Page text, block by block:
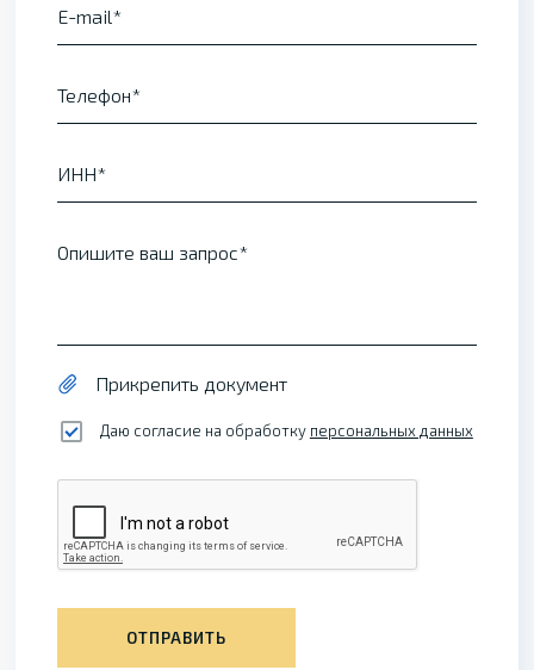
E-mail
Телефон
ИНН
Опишите ваш запрос
Прикрепить документ
Даю согласие на обработку персональных данных
ОТПРАВИТЬ